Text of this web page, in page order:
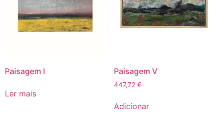
Paisagem I
Ler mais
Paisagem V
447,72 €
Adicionar